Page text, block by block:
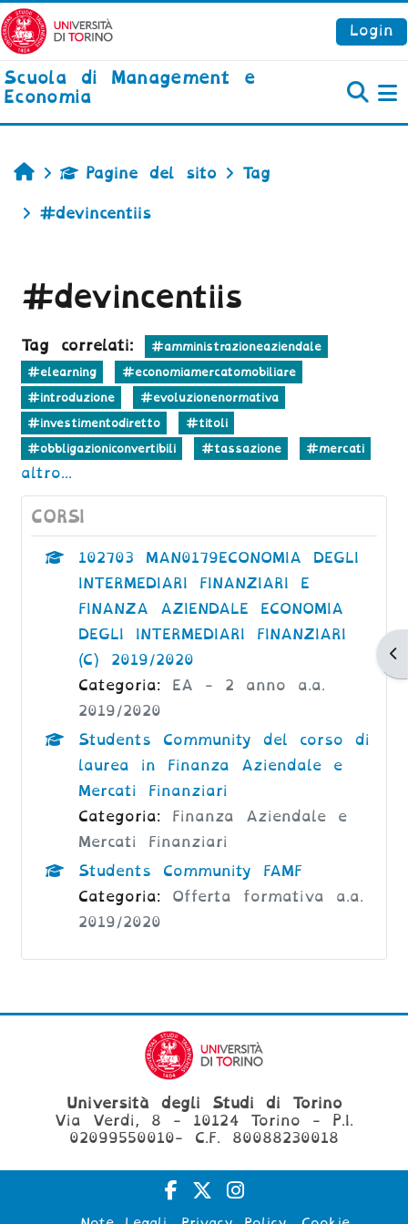
Vai al contenuto principale
Login
Scuola di Management e
Economia
HomePagine del sito Tag
#devincentiis
#devincentiis
Tag correlati:
#amministrazioneaziendale
#elearning
#economiamercatomobiliare
#introduzione
#evoluzionenormativa
#investimentodiretto
#titoli
#obbligazioniconvertibili
#tassazione #mercati
altro...
CORSI
102703 MAN0179ECONOMIA DEGLI
INTERMEDIARI FINANZIARI E
FINANZA AZIENDALE ECONOMIA
DEGLI INTERMEDIARI FINANZIARI
(C) 2019/2020
Categoria: EA - 2 anno a.a.
2019/2020
Students Community del corso di
laurea in Finanza Aziendale e
Mercati Finanziari
Categoria: Finanza Aziendale e
Mercati Finanziari
Students Community FAMF
Categoria: Offerta formativa a.a.
2019/2020
Università degli Studi di Torino
Via Verdi, 8 - 10124 Torino - P.I.
02099550010- C.F. 80088230018